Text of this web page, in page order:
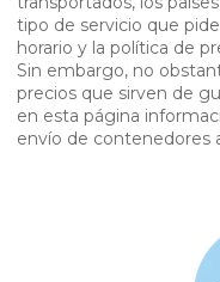
tipo de servicio que
horario y la política de
Sin embargo, no
precios que sirven de
en esta página
envío de contenedores